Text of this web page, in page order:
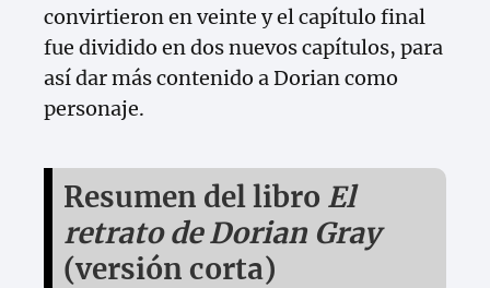
convirtieron en veinte y el capítulo final
fue dividido en dos nuevos capítulos, para
así dar más contenido a Dorian como
personaje.
Resumen del libro El
retrato de Dorian Gray
(versión corta)